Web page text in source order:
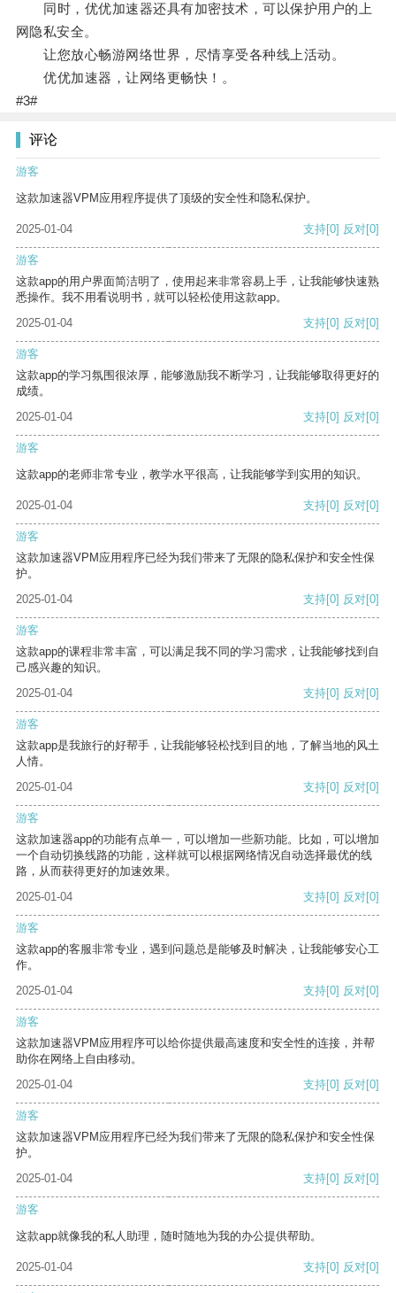
同时，优优加速器还具有加密技术，可以保护用户的上
网隐私安全。
让您放心畅游网络世界，尽情享受各种线上活动。
优优加速器，让网络更畅快！。
#3#
评论
游客
这款加速器VPM应用程序提供了顶级的安全性和隐私保护。
2025-01-04 支持[0] 反对[0]
游客
这款app的用户界面简洁明了，使用起来非常容易上手，让我能够快速熟
悉操作。我不用看说明书，就可以轻松使用这款app。
2025-01-04
支持[0] 反对[0]
游客
这款app的学习氛围很浓厚，能够激励我不断学习，让我能够取得更好的
成绩。
2025-01-04
支持[0] 反对[0]
游客
这款app的老师非常专业，教学水平很高，让我能够学到实用的知识。
2025-01-04 支持[0] 反对[0]
游客
这款加速器VPM应用程序已经为我们带来了无限的隐私保护和安全性保
护。
2025-01-04
支持[0] 反对[0]
游客
这款app的课程非常丰富，可以满足我不同的学习需求，让我能够找到自
己感兴趣的知识。
2025-01-04
支持[0] 反对[0]
游客
这款app是我旅行的好帮手，让我能够轻松找到目的地，了解当地的风土
人情。
2025-01-04
支持[0] 反对[0]
游客
这款加速器app的功能有点单一，可以增加一些新功能。比如，可以增加
一个自动切换线路的功能，这样就可以根据网络情况自动选择最优的线
路，从而获得更好的加速效果。
2025-01-04
支持[0] 反对[0]
游客
这款app的客服非常专业，遇到问题总是能够及时解决，让我能够安心工
作。
2025-01-04
支持[0] 反对[0]
游客
这款加速器VPM应用程序可以给你提供最高速度和安全性的连接，并帮
助你在网络上自由移动。
2025-01-04
支持[0] 反对[0]
游客
这款加速器VPM应用程序已经为我们带来了无限的隐私保护和安全性保
护。
2025-01-04
支持[0] 反对[0]
游客
这款app就像我的私人助理，随时随地为我的办公提供帮助。
2025-01-04 支持[0] 反对[0]